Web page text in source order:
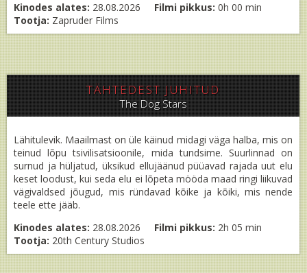
Kinodes alates: 28.08.2026 Filmi pikkus: 0h 00 min
Tootja: Zapruder Films
TÄHTEDEST JUHITUD
The Dog Stars
Lähitulevik. Maailmast on üle käinud midagi väga halba, mis on
teinud lõpu tsivilisatsioonile, mida tundsime. Suurlinnad on
surnud ja hüljatud, üksikud ellujäänud püüavad rajada uut elu
keset loodust, kui seda elu ei lõpeta mööda maad ringi liikuvad
vägivaldsed jõugud, mis ründavad kõike ja kõiki, mis nende
teele ette jääb.
Kinodes alates: 28.08.2026 Filmi pikkus: 2h 05 min
Tootja: 20th Century Studios